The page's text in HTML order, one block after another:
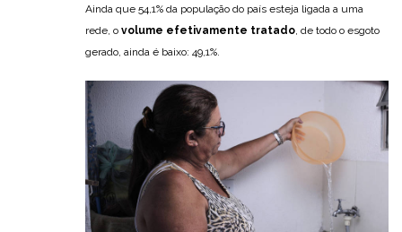
Ainda que 54,1% da população do país esteja ligada a uma
rede, o volume efetivamente tratado, de todo o esgoto
gerado, ainda é baixo: 49,1%.